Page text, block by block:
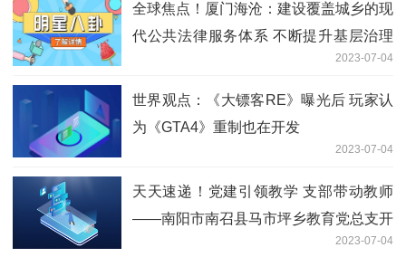
全球焦点！厦门海沧：建设覆盖城乡的现
代公共法律服务体系 不断提升基层治理
2023-07-04
世界观点：《大镖客RE》曝光后 玩家认
为《GTA4》重制也在开发
2023-07-04
天天速递！党建引领教学 支部带动教师
——南阳市南召县马市坪乡教育党总支开
2023-07-04